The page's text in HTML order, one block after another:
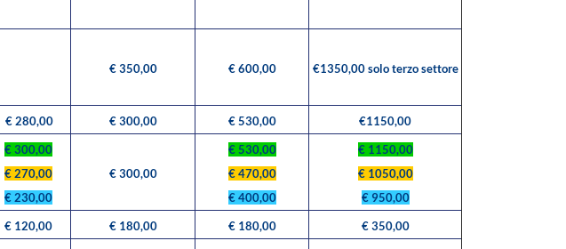
€ 350,00 € 600,00 €1350,00 solo terzo settore
€ 280,00 € 300,00 € 530,00 €1150,00
€ 300,00
€ 270,00
€ 230,00
€ 300,00
€ 530,00
€ 470,00
€ 400,00
€ 1150,00
€ 1050,00
€ 950,00
€ 120,00 € 180,00 € 180,00
€ 350,00